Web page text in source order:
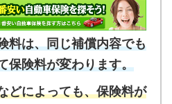
料は、同じ補償内容でも
保険料が変わります。
どによっても、保険料が